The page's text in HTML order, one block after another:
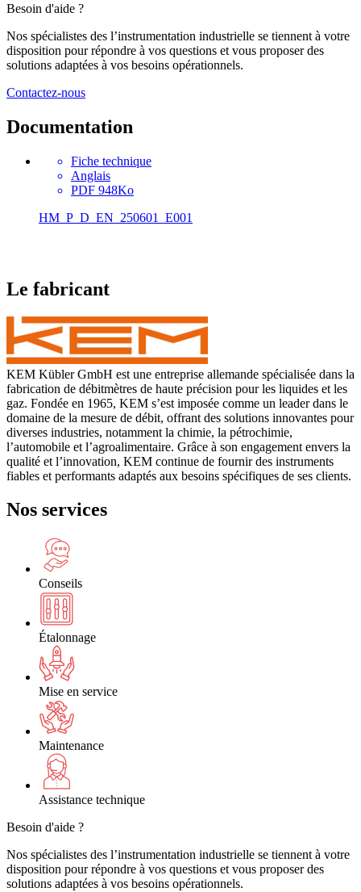
Besoin d'aide ?
Nos spécialistes des l’instrumentation industrielle se tiennent à votre
disposition pour répondre à vos questions et vous proposer des
solutions adaptées à vos besoins opérationnels.
Contactez-nous
Documentation
Fiche technique
Anglais
PDF 948Ko
HM_P_D_EN_250601_E001
Le fabricant
KEM Kübler GmbH est une entreprise allemande spécialisée dans la
fabrication de débitmètres de haute précision pour les liquides et les
gaz. Fondée en 1965, KEM s’est imposée comme un leader dans le
domaine de la mesure de débit, offrant des solutions innovantes pour
diverses industries, notamment la chimie, la pétrochimie,
l’automobile et l’agroalimentaire. Grâce à son engagement envers la
qualité et l’innovation, KEM continue de fournir des instruments
fiables et performants adaptés aux besoins spécifiques de ses clients.
Nos services
Conseils
Étalonnage
Mise en service
Maintenance
Assistance technique
Besoin d'aide ?
Nos spécialistes des l’instrumentation industrielle se tiennent à votre
disposition pour répondre à vos questions et vous proposer des
solutions adaptées à vos besoins opérationnels.